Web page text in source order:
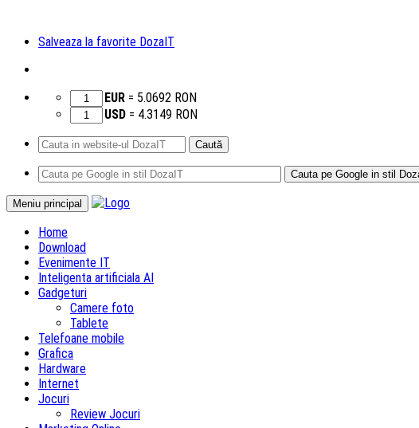
Salveaza la favorite DozaIT
EUR = 5.0692 RON
USD = 4.3149 RON
Caută
după:
Meniu principal
Sari
Home
Download
Evenimente IT
Inteligenta artificiala AI
Gadgeturi
Camere foto
Tablete
Telefoane mobile
Grafica
Hardware
Internet
Jocuri
Review Jocuri